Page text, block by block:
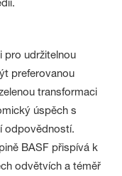
pro udržitelnou
preferovanou
transformaci
úspěch s
odpovědností.
BASF přispívá k
odvětvích a téměř